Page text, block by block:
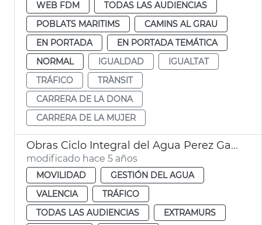
WEB FDM
TODAS LAS AUDIENCIAS
POBLATS MARITIMS
CAMINS AL GRAU
EN PORTADA
EN PORTADA TEMÁTICA
NORMAL
IGUALDAD
IGUALTAT
TRÁFICO
TRÀNSIT
CARRERA DE LA DONA
CARRERA DE LA MUJER
Obras Ciclo Integral del Agua Perez Galdós
modificado hace 5 años
MOVILIDAD
GESTIÓN DEL AGUA
VALENCIA
TRÁFICO
TODAS LAS AUDIENCIAS
EXTRAMURS